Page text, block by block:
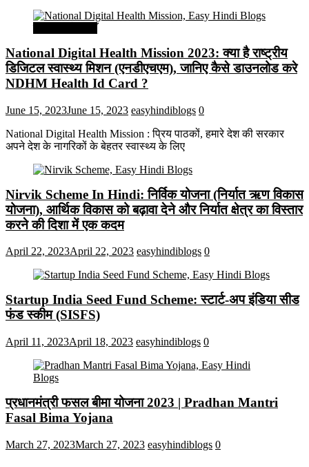
National Digital Health Mission 2023: क्या है राष्ट्रीय
डिजिटल स्वास्थ्य मिशन (एनडीएचएम), जानिए कैसे डाउनलोड करे
NDHM Health Id Card ?
June 15, 2023June 15, 2023 easyhindiblogs 0
National Digital Health Mission : प्रिय पाठकों, हमारे देश की सरकार
अपने देश के नागरिकों के बेहतर स्वास्थ्य के लिए
Nirvik Scheme In Hindi: निर्विक योजना (निर्यात ऋण विकास
योजना), आर्थिक विकास को बढ़ावा देने और निर्यात क्षेत्र का विस्तार
करने की दिशा में एक कदम
April 22, 2023April 22, 2023 easyhindiblogs 0
Startup India Seed Fund Scheme: स्टार्ट-अप इंडिया सीड
फंड स्कीम (SISFS)
April 11, 2023April 18, 2023 easyhindiblogs 0
प्रधानमंत्री फसल बीमा योजना 2023 | Pradhan Mantri
Fasal Bima Yojana
March 27, 2023March 27, 2023 easyhindiblogs 0